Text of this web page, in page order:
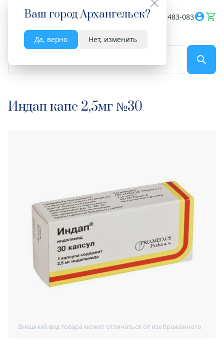
Ваш городАрхангельск?
Да, верно Нет, изменить
Весь сайт 8182 483-083
Индап капс 2,5мг №30